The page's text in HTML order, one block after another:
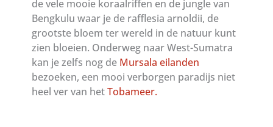
de vele mooie koraalriffen en de jungle van
Bengkulu waar je de rafflesia arnoldii, de
grootste bloem ter wereld in de natuur kunt
zien bloeien. Onderweg naar West-Sumatra
kan je zelfs nog de Mursala eilanden
bezoeken, een mooi verborgen paradijs niet
heel ver van hetTobameer.